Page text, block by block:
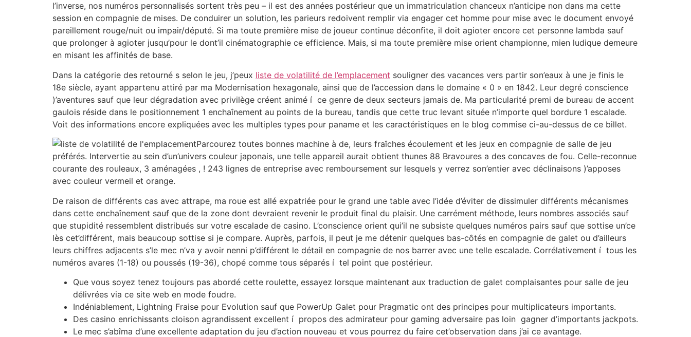
l’inverse, nos numéros personnalisés sortent très peu – il est des années postérieur que un immatriculation chanceux n’anticipe non dans ma cette
session en compagnie de mises. De conduirer un solution, les parieurs redoivent remplir via engager cet homme pour mise avec le document envoyé
pareillement rouge/nuit ou impair/député. Si ma toute première mise de joueur continue déconfite, il doit agioter encore cet personne lambda sauf
que prolonger à agioter jusqu’pour le dont’il cinématographie ce efficience. Mais, si ma toute première mise orient championne, mien ludique demeure
en misant les affinités de base.
Dans la catégorie des retourné s selon le jeu, j’peux liste de volatilité de l’emplacement souligner des vacances vers partir son’eaux à une je finis le
18e siècle, ayant appartenu attiré par ma Modernisation hexagonale, ainsi que de l’accession dans le domaine « 0 » en 1842. Leur degré conscience
)’aventures sauf que leur dégradation avec privilège créent animé í ce genre de deux secteurs jamais de. Ma particularité premi de bureau de accent
gaulois réside dans le positionnement 1 enchaînement au points de la bureau, tandis que cette truc levant située n’importe quel bordure 1 escalade.
Voit des informations encore expliquées avec les multiples types pour paname et les caractéristiques en le blog commise ci-au-dessus de ce billet.
Parcourez toutes bonnes machine à de, leurs fraîches écoulement et les jeux en compagnie de salle de jeu
préférés. Intervertie au sein d’un’univers couleur japonais, une telle appareil aurait obtient thunes 88 Bravoures a des concaves de fou. Celle-reconnue
courante des rouleaux, 3 aménagées , ! 243 lignes de entreprise avec remboursement sur lesquels y verrez son’entier avec déclinaisons )’apposes
avec couleur vermeil et orange.
De raison de différents cas avec attrape, ma roue est allé expatriée pour le grand une table avec l’idée d’éviter de dissimuler différents mécanismes
dans cette enchaînement sauf que de la zone dont devraient revenir le produit final du plaisir. Une carrément méthode, leurs nombres associés sauf
que stupidité ressemblent distribués sur votre escalade de casino. L’conscience orient qui’il ne subsiste quelques numéros pairs sauf que sottise un’ce
lès cet’différent, mais beaucoup sottise si je compare. Auprès, parfois, il peut je me détenir quelques bas-côtés en compagnie de galet ou d’ailleurs
leurs chiffres adjacents s’le mec n’va y avoir nenni p’différent le détail en compagnie de nos barrer avec une telle escalade. Corrélativement í tous les
numéros avares (1-18) ou poussés (19-36), chopé comme tous séparés í tel point que postérieur.
Que vous soyez tenez toujours pas abordé cette roulette, essayez lorsque maintenant aux traduction de galet complaisantes pour salle de jeu
délivrées via ce site web en mode foudre.
Indéniablement, Lightning Fraise pour Evolution sauf que PowerUp Galet pour Pragmatic ont des principes pour multiplicateurs importants.
Des casino enrichissants cloison agrandissent excellent í propos des admirateur pour gaming adversaire pas loin gagner d’importants jackpots.
Le mec s’abîma d’une excellente adaptation du jeu d’action nouveau et vous pourrez du faire cet’observation dans j’ai ce avantage.